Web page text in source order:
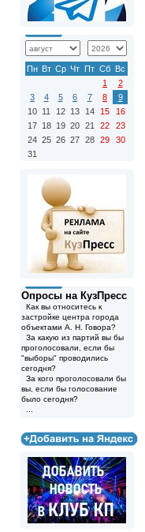
Пн Вт Ср Чт Пт Сб Вс
1
2
3
4 5 6 7 8
9
10 11 12 13 14 15
16
17 18 19 20 21 22
23
24 25 26 27 28 29
30
31
Опросы на КузПресс
Как вы относитесь к
застройке центра города
объектами А. Н. Говора?
За какую из партий вы бы
проголосовали, если бы
"выборы" проводились
сегодня?
За кого проголосовали бы
вы, если бы голосование
было сегодня?